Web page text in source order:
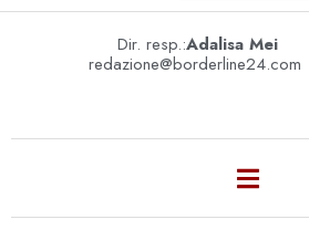
Dir. resp.:Adalisa Mei
redazione@borderline24.com